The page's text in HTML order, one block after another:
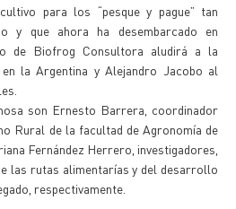
para los “pesque y pague” tan
y que ahora ha desembarcado en
de Biofrog Consultora aludirá a la
la Argentina y Alejandro Jacobo al
son Ernesto Barrera, coordinador
Rural de la facultad de Agronomía de
Fernández Herrero, investigadores,
las rutas alimentarías y del desarrollo
respectivamente.